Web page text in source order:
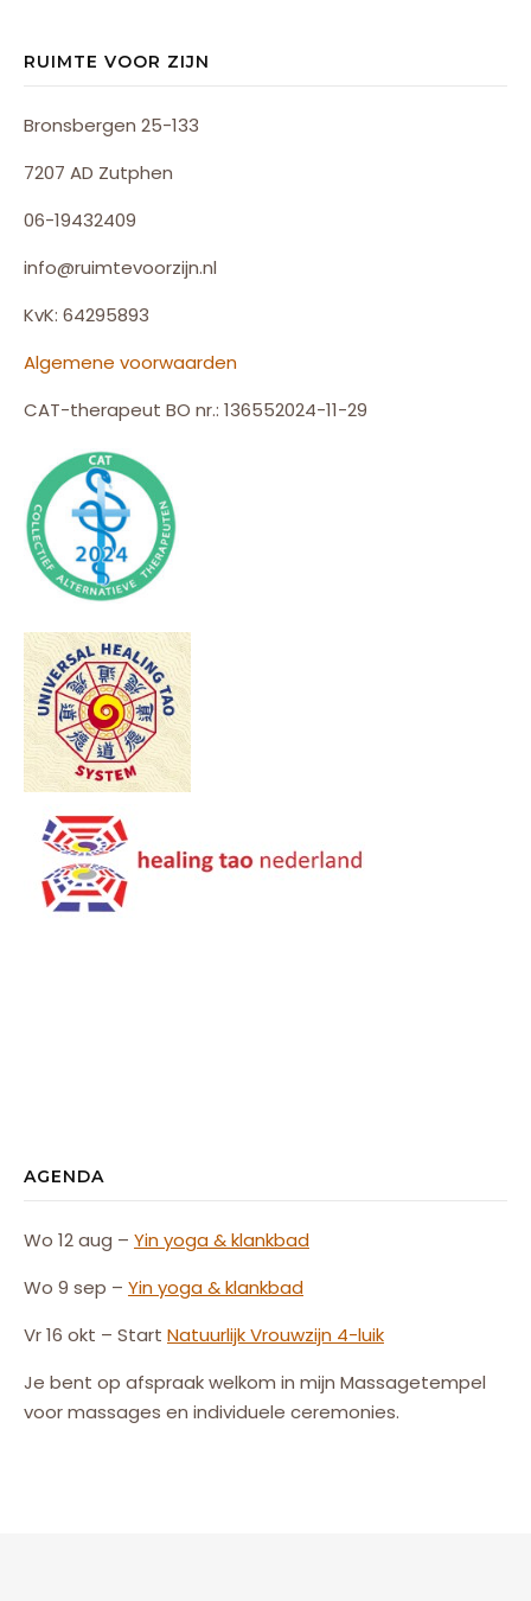
RUIMTE VOOR ZIJN
Bronsbergen 25-133
7207 AD Zutphen
06-19432409
info@ruimtevoorzijn.nl
KvK: 64295893
Algemene voorwaarden
CAT-therapeut BO nr.: 136552024-11-29
AGENDA
Wo 12 aug – Yin yoga & klankbad
Wo 9 sep – Yin yoga & klankbad
Vr 16 okt – Start NatuurlijkVrouwzijn 4-luik
Je bent op afspraak welkom in mijn Massagetempel
voor massages en individuele ceremonies.